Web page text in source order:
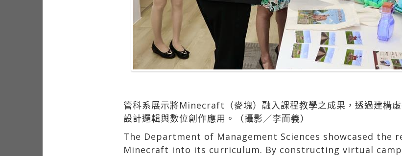
管科系展示將Minecraft（麥塊）融入課程教學之成果，透過建構
設計邏輯與數位創作應用。（攝影／李而義）
The Department of Management Sciences showcased the
Minecraft into its curriculum. By constructing virtual